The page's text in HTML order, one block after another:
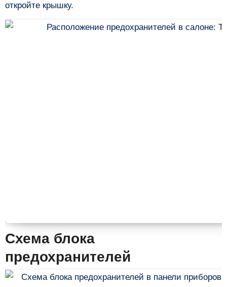
откройте крышку.
Схема блока
предохранителей